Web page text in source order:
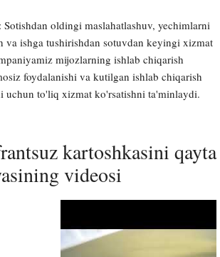
: Sotishdan oldingi maslahatlashuv, yechimlarni
va ishga tushirishdan sotuvdan keyingi xizmat
mijozlarning ishlab chiqarish
foydalanishi va kutilgan ishlab chiqarish
uchun to'liq xizmat ko'rsatishni ta'minlaydi.
kartoshkasini qayta
videosi